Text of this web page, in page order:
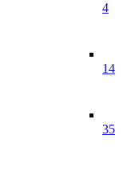
4
14
35